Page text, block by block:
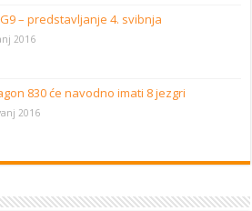
– predstavljanje 4. svibnja
2016
830 će navodno imati 8 jezgri
2016